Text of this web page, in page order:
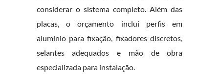
considerar o sistema completo. Além das
placas, o orçamento inclui perfis em
alumínio para fixação, fixadores discretos,
selantes adequados e mão de obra
especializada para instalação.